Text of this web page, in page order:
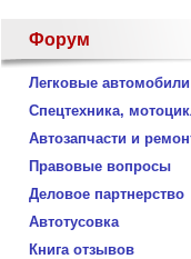
Форум
Легковые автомобили
Спецтехника,
Автозапчасти и
Правовые вопросы
Деловое партнерство
Автотусовка
Книга отзывов